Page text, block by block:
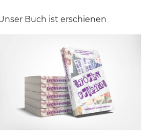
Buch ist erschienen